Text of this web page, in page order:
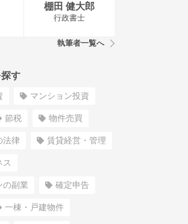
棚田 健大郎
行政書士
執筆者一覧へ
す
マンション投資
節税 物件売買
法律 賃貸経営・管理
ス
の副業 確定申告
一棟・戸建物件